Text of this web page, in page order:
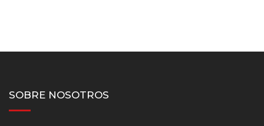
SOBRE NOSOTROS